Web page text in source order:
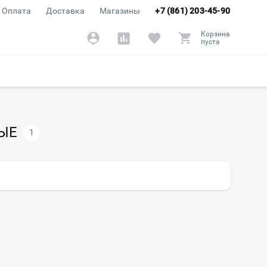
+7 (861) 203-45-90
Оплата Доставка Магазины
Корзина
пуста
1